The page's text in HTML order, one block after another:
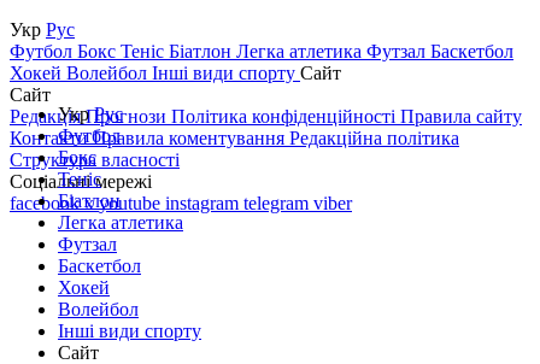
Укр Рус
Футбол Бокс Теніс Біатлон Легка атлетика Футзал Баскетбол
Хокей Волейбол Інші види спорту Сайт
Сайт
РедакціяПрогнози Політика конфіденційності Правила сайту
КонтактиПравила коментування Редакційна політика
Структура власності
Соціальні мережі
facebookxyoutube instagram telegram viber
УкрРус
Футбол
Бокс
Теніс
Біатлон
Легка атлетика
Футзал
Баскетбол
Хокей
Волейбол
Інші види спорту
Сайт